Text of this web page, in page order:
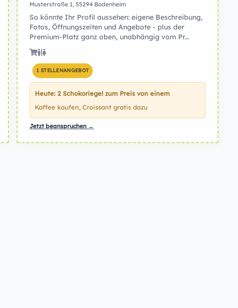
Musterstraße 1, 55294 Bodenheim
So könnte Ihr Profil aussehen: eigene Beschreibung,
Fotos, Öffnungszeiten und Angebote - plus der
Premium-Platz ganz oben, unabhängig vom Pr...
1 STELLENANGEBOT
Heute: 2 Schokoriegel zum Preis von einem
Kaffee kaufen, Croissant gratis dazu
Jetzt beanspruchen →